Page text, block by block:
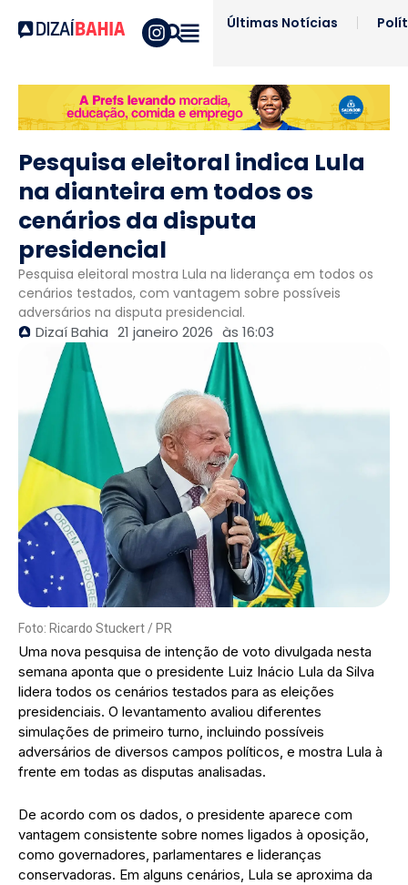
Últimas Notícias
Pesquisa eleitoral indica Lula
na dianteira em todos os
cenários da disputa
presidencial
Pesquisa eleitoral mostra Lula na liderança em todos os
cenários testados, com vantagem sobre possíveis
adversários na disputa presidencial.
Dizaí Bahia 21 janeiro 2026 às 16:03
Foto: Ricardo Stuckert / PR
Uma nova pesquisa de intenção de voto divulgada nesta
semana aponta que o presidente Luiz Inácio Lula da Silva
lidera todos os cenários testados para as eleições
presidenciais. O levantamento avaliou diferentes
simulações de primeiro turno, incluindo possíveis
adversários de diversos campos políticos, e mostra Lula à
frente em todas as disputas analisadas.
De acordo com os dados, o presidente aparece com
vantagem consistente sobre nomes ligados à oposição,
como governadores, parlamentares e lideranças
conservadoras. Em alguns cenários, Lula se aproxima da